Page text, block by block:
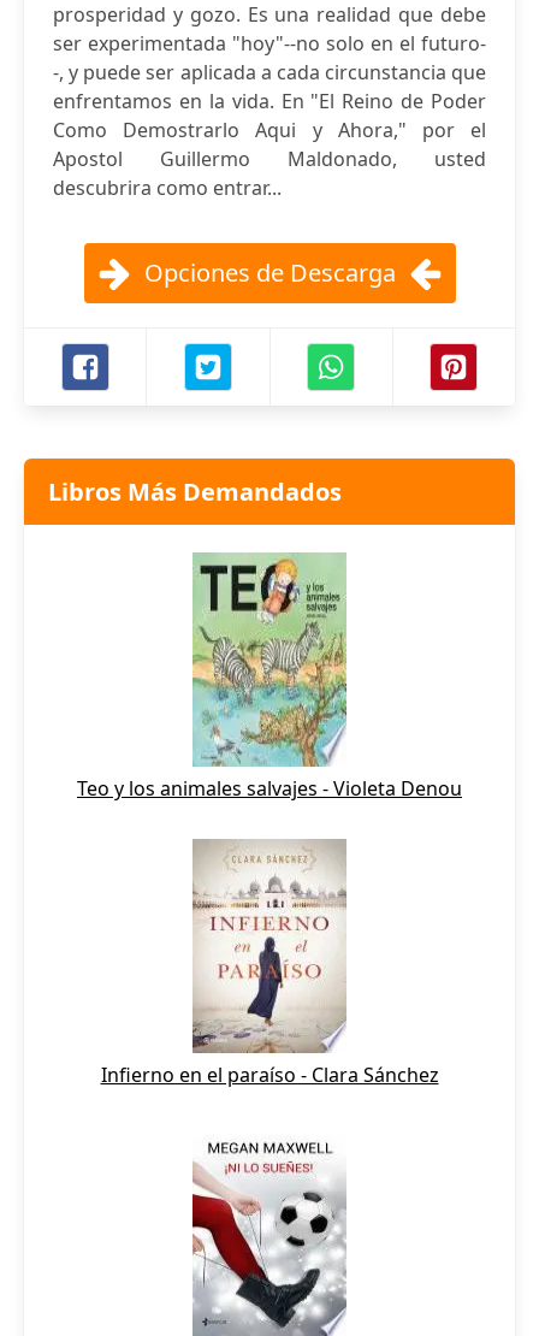
prosperidad y gozo. Es una realidad que debe
ser experimentada "hoy"--no solo en el futuro-
-, y puede ser aplicada a cada circunstancia que
enfrentamos en la vida. En "El Reino de Poder
Como Demostrarlo Aqui y Ahora," por el
Apostol Guillermo Maldonado, usted
descubrira como entrar...
Opciones de Descarga
Libros Más Demandados
Teo y los animales salvajes - Violeta Denou
Infierno en el paraíso - Clara Sánchez